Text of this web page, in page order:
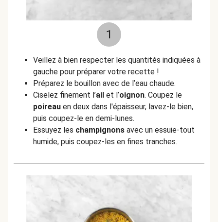
1
Veillez à bien respecter les quantités indiquées à
gauche pour préparer votre recette !
Préparez le bouillon avec de l’eau chaude.
Ciselez finement l’ail et l’oignon. Coupez le
poireau en deux dans l'épaisseur, lavez-le bien,
puis coupez-le en demi-lunes.
Essuyez les champignons avec un essuie-tout
humide, puis coupez-les en fines tranches.